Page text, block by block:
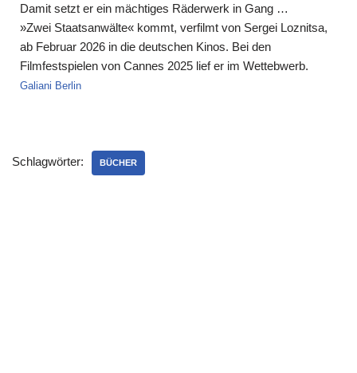
Damit setzt er ein mächtiges Räderwerk in Gang …
»Zwei Staatsanwälte« kommt, verfilmt von Sergei Loznitsa,
ab Februar 2026 in die deutschen Kinos. Bei den
Filmfestspielen von Cannes 2025 lief er im Wettebwerb.
Galiani Berlin
Schlagwörter: BÜCHER